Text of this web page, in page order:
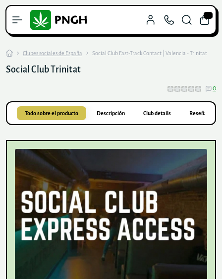
Clubes sociales de España Social Club Fast-Track Contact | Valencia - Trinitat
Social Club Trinitat
0
Todo sobre el producto Descripción Club details Reseñas